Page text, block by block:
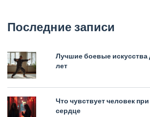
Последние записи
Лучшие боевые искусства
лет
Что чувствует человек
сердце